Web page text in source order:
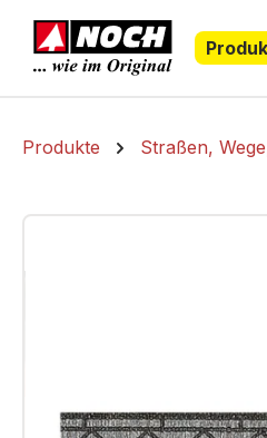
Zur
Produkte Straßen,
Bildergalerie überspringen